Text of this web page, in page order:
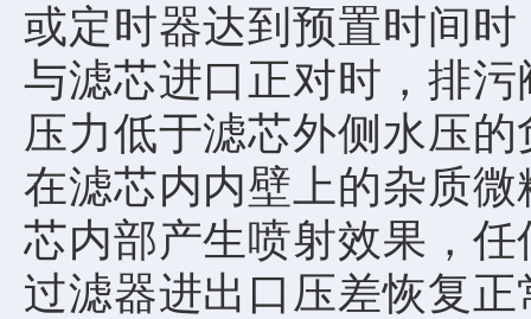
或定时器达到预置时间
与滤芯进口正对时，排
压力低于滤芯外侧水压
在滤芯内内壁上的杂质
芯内部产生喷射效果，
过滤器进出口压差恢复